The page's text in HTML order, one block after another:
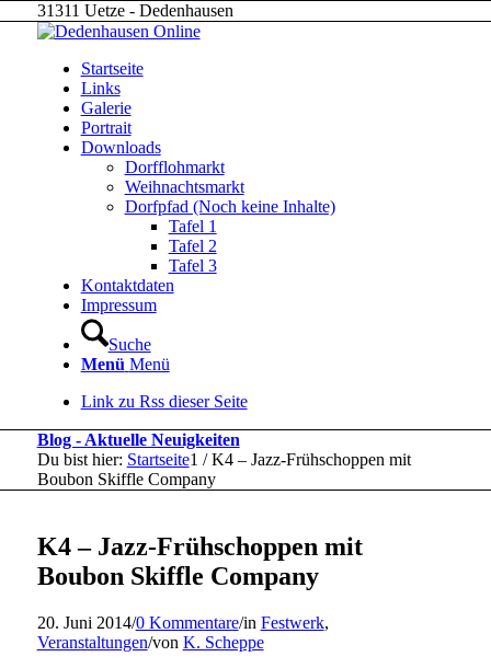
31311 Uetze - Dedenhausen
Startseite
Links
Galerie
Portrait
Downloads
Dorfflohmarkt
Weihnachtsmarkt
Dorfpfad (Noch keine Inhalte)
Tafel 1
Tafel 2
Tafel 3
Kontaktdaten
Impressum
Suche
Menü Menü
Link zu Rss dieser Seite
Blog - Aktuelle Neuigkeiten
Du bist hier: Startseite1 / K4 – Jazz-Frühschoppen mit
Boubon Skiffle Company
K4 – Jazz-Frühschoppen mit
Boubon Skiffle Company
20. Juni 2014/0 Kommentare/in Festwerk,
Veranstaltungen/von K. Scheppe